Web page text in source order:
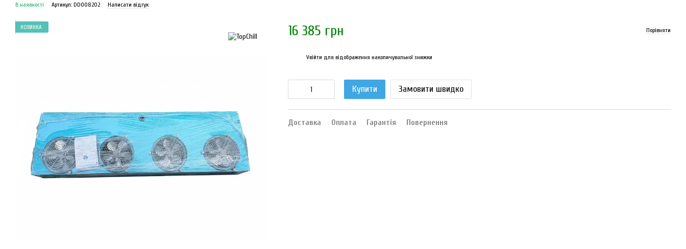
В наявності Артикул: DD008202 Написати відгук
НОВИНКА 16 385 грн Порівняти
Увійти для відображення накопичувальної знижки
Купити Замовити швидко
Доставка Оплата Гарантія Повернення